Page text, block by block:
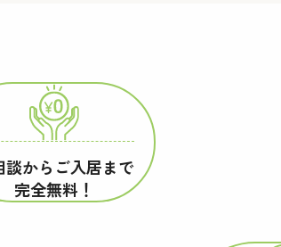
談からご入居まで
完全無料！